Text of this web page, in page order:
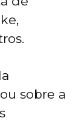
sobre a